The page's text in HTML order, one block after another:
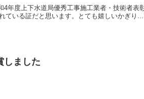
4年度上下水道局優秀工事施工業者・技術者
ている証だと思います。とても嬉しいかぎり...
しました